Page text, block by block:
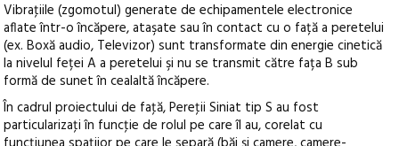
Vibraţiile (zgomotul) generate de echipamentele electronice
aflate într-o încăpere, ataşate sau în contact cu o față a peretelui
(ex. Boxă audio, Televizor) sunt transformate din energie cinetică
la nivelul feței A a peretelui şi nu se transmit către fața B sub
formă de sunet în cealaltă încăpere.
În cadrul proiectului de faţă,Pereţii Siniat tip S au fost
particularizaţi în funcţie de rolul pe care îl au, corelat cu